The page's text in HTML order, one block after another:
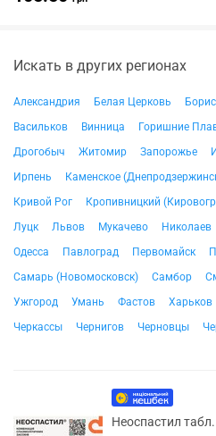
Искать в других регионах
Александрия Белая Церковь
Васильков
Винница Горишние
Дрогобыч
Житомир Запорожье
Ирпень
Каменское
Кривой Рог
Кропивницкий
Луцк
Львов Мукачево Николаев
Одесса
Павлоград Первомайск
Самарь (Новомосковск)
Самбор
Ужгород
Умань Фастов Харьков
Черкассы
Чернигов Черновцы
Неоспастил